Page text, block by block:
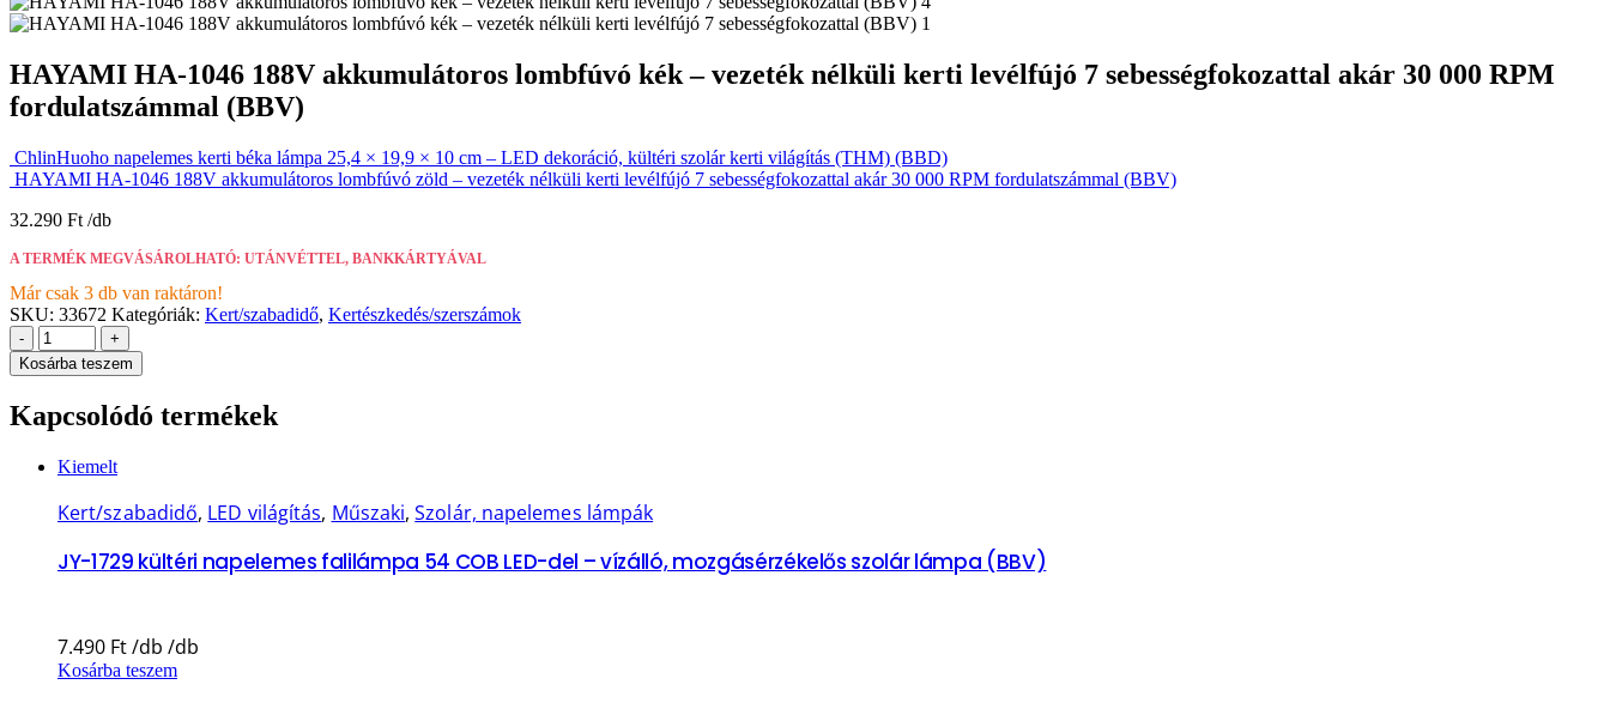
HAYAMI HA-1046 188V akkumulátoros lombfúvó kék – vezeték nélküli kerti levélfújó 7 sebességfokozattal akár 30 000 RPM
fordulatszámmal (BBV)
ChlinHuoho napelemes kerti béka lámpa 25,4 × 19,9 × 10 cm – LED dekoráció, kültéri szolár kerti világítás (THM) (BBD)
HAYAMI HA-1046 188V akkumulátoros lombfúvó zöld – vezeték nélküli kerti levélfújó 7 sebességfokozattal akár 30 000 RPM fordulatszámmal (BBV)
32.290 Ft
A TERMÉK MEGVÁSÁROLHATÓ: UTÁNVÉTTEL, BANKKÁRTYÁVAL
Már csak 3 db van raktáron!
SKU: 33672 Kategóriák: Kert/szabadidő, Kertészkedés/szerszámok
-
+
Kosárba teszem
Kapcsolódó termékek
Kiemelt
Kert/szabadidő, LED világítás, Műszaki,Szolár, napelemes lámpák
JY-1729 kültéri napelemes falilámpa 54 COB LED-del – vízálló, mozgásérzékelős szolár lámpa (BBV)
7.490 Ft
Kosárba teszem